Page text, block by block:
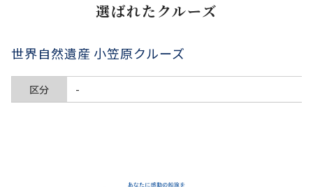
選ばれたクルーズ
世界自然遺産 小笠原クルーズ
区分 -